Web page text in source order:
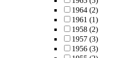
1964 (2)
1961 (1)
1958 (2)
1957 (3)
1956 (3)